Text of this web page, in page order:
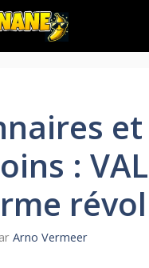
:
Arno Vermeer